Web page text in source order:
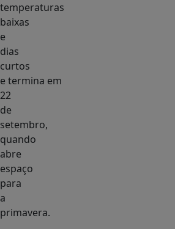
temperaturas
baixas
e
dias
curtos
e termina em
22
de
setembro,
quando
abre
espaço
para
a
primavera.